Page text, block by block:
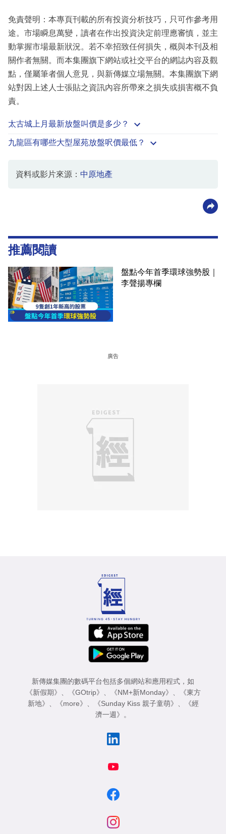
免責聲明：本專頁刊載的所有投資分析技巧，只可作參考用
途。市場瞬息萬變，讀者在作出投資決定前理應審慎，並主
動掌握市場最新狀況。若不幸招致任何損失，概與本刊及相
關作者無關。而本集團旗下網站或社交平台的網誌內容及觀
點，僅屬筆者個人意見，與新傳媒立場無關。本集團旗下網
站對因上述人士張貼之資訊內容所帶來之損失或損害概不負
責。
太古城上月最新放盤叫價是多少？
九龍區有哪些大型屋苑放盤呎價最低？
資料或影片來源： 中原地產
推薦閱讀
盤點今年首季環球強勢股｜
李聲揚專欄
廣告
新傳媒集團的數碼平台包括多個網站和應用程式，如
《新假期》 、 《GOtrip》 、 《NM+新Monday》 、
《東方
新地》 、 《more》 、 《Sunday Kiss 親子童萌》 、
《經
濟一週》 。